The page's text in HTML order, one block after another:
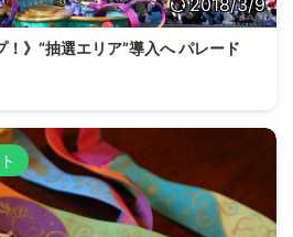
！》“抽選エリア”導入へ パレード